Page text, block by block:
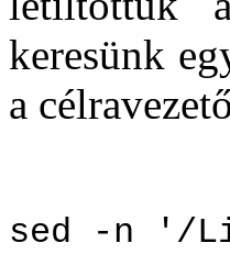
keresünk
a
sed -n '/